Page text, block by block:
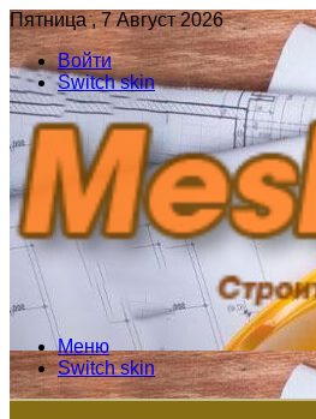
Пятница , 7 Август 2026
Войти
Switch skin
Меню
Switch skin